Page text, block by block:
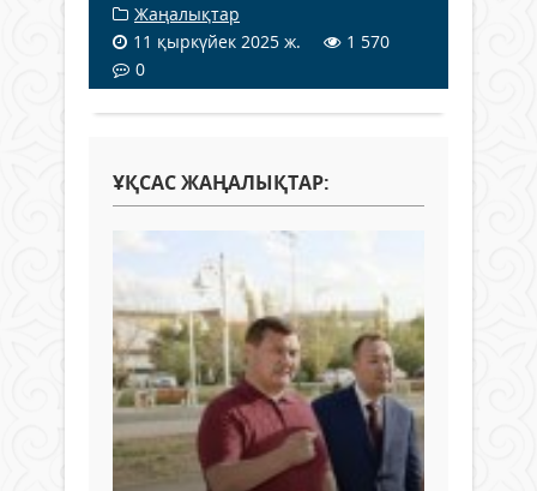
Жаңалықтар
11 қыркүйек 2025 ж.
1 570
0
ҰҚСАС ЖАҢАЛЫҚТАР: